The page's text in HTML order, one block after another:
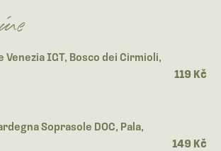
IGT, Bosco dei Cirmioli,
119 Kč
Soprasole DOC, Pala,
149 Kč